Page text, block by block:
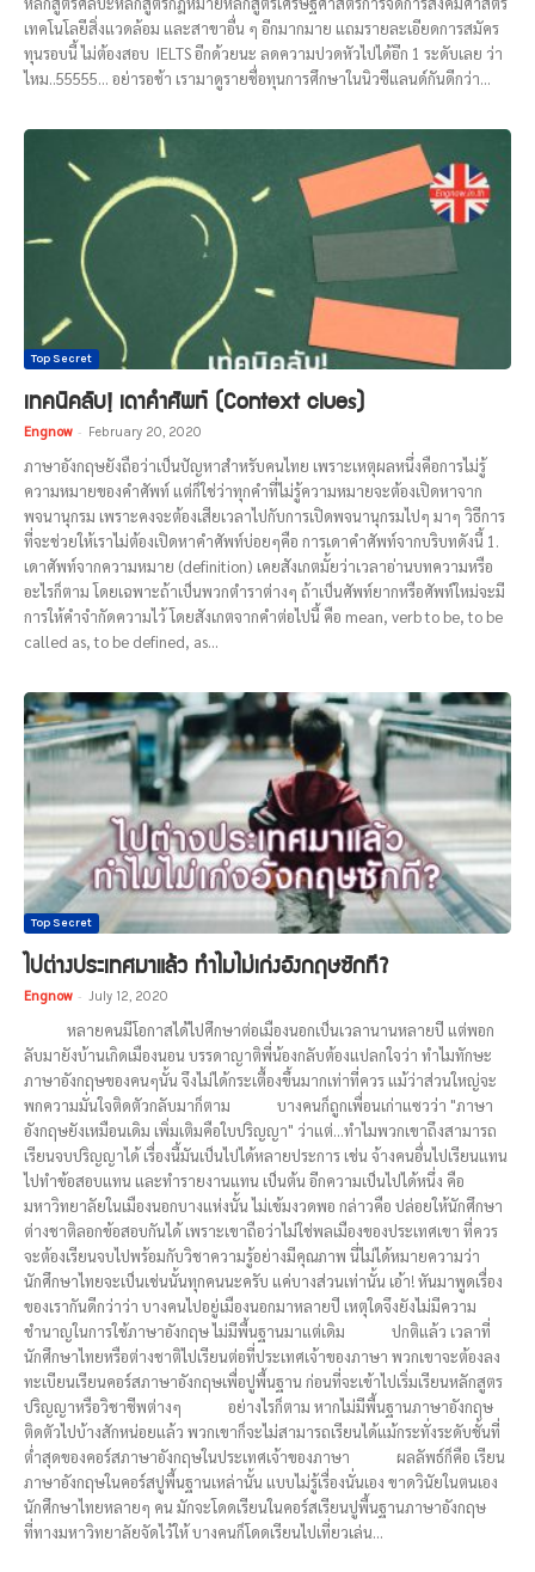
เทคโนโลยีสิ่งแวดล้อม และสาขาอื่น ๆ อีกมากมาย แถมรายละเอียดการสมัคร
ทุนรอบนี้ ไม่ต้องสอบ IELTS อีกด้วยนะ ลดความปวดหัวไปได้อีก 1 ระดับเลย ว่า
ไหม..55555... อย่ารอช้า เรามาดูรายชื่อทุนการศึกษาในนิวซีแลนด์กันดีกว่า...
Top Secret
เทคนิคลับ! เดาคำศัพท์ (Context clues)
Engnow - February 20, 2020
ภาษาอังกฤษยังถือว่าเป็นปัญหาสำหรับคนไทย เพราะเหตุผลหนึ่งคือการไม่รู้
ความหมายของคำศัพท์ แต่ก็ใช่ว่าทุกคำที่ไม่รู้ความหมายจะต้องเปิดหาจาก
พจนานุกรม เพราะคงจะต้องเสียเวลาไปกับการเปิดพจนานุกรมไปๆ มาๆ วิธีการ
ที่จะช่วยให้เราไม่ต้องเปิดหาคำศัพท์บ่อยๆคือ การเดาคำศัพท์จากบริบทดังนี้ 1.
เดาศัพท์จากความหมาย (definition) เคยสังเกตมั้ยว่าเวลาอ่านบทความหรือ
อะไรก็ตาม โดยเฉพาะถ้าเป็นพวกตำราต่างๆ ถ้าเป็นศัพท์ยากหรือศัพท์ใหม่จะมี
การให้คำจำกัดความไว้ โดยสังเกตจากคำต่อไปนี้ คือ mean, verb to be, to be
called as, to be defined, as...
Top Secret
ไปต่างประเทศมาแล้ว ทำไมไม่เก่งอังกฤษซักที?
Engnow - July 12, 2020
หลายคนมีโอกาสได้ไปศึกษาต่อเมืองนอกเป็นเวลานานหลายปี แต่พอก
ลับมายังบ้านเกิดเมืองนอน บรรดาญาติพี่น้องกลับต้องแปลกใจว่า ทำไมทักษะ
ภาษาอังกฤษของคนๆนั้น จึงไม่ได้กระเตื้องขึ้นมากเท่าที่ควร แม้ว่าส่วนใหญ่จะ
พกความมั่นใจติดตัวกลับมาก็ตาม บางคนก็ถูกเพื่อนเก่าแซวว่า "ภาษา
อังกฤษยังเหมือนเดิม เพิ่มเติมคือใบปริญญา" ว่าแต่...ทำไมพวกเขาถึงสามารถ
เรียนจบปริญญาได้ เรื่องนี้มันเป็นไปได้หลายประการ เช่น จ้างคนอื่นไปเรียนแทน
ไปทำข้อสอบแทน และทำรายงานแทน เป็นต้น อีกความเป็นไปได้หนึ่ง คือ
มหาวิทยาลัยในเมืองนอกบางแห่งนั้น ไม่เข้มงวดพอ กล่าวคือ ปล่อยให้นักศึกษา
ต่างชาติลอกข้อสอบกันได้ เพราะเขาถือว่าไม่ใช่พลเมืองของประเทศเขา ที่ควร
จะต้องเรียนจบไปพร้อมกับวิชาความรู้อย่างมีคุณภาพ นี่ไม่ได้หมายความว่า
นักศึกษาไทยจะเป็นเช่นนั้นทุกคนนะครับ แค่บางส่วนเท่านั้น เอ้า! หันมาพูดเรื่อง
ของเรากันดีกว่าว่า บางคนไปอยู่เมืองนอกมาหลายปี เหตุใดจึงยังไม่มีความ
ชำนาญในการใช้ภาษาอังกฤษ ไม่มีพื้นฐานมาแต่เดิม ปกติแล้ว เวลาที่
นักศึกษาไทยหรือต่างชาติไปเรียนต่อที่ประเทศเจ้าของภาษา พวกเขาจะต้องลง
ทะเบียนเรียนคอร์สภาษาอังกฤษเพื่อปูพื้นฐาน ก่อนที่จะเข้าไปเริ่มเรียนหลักสูตร
ปริญญาหรือวิชาชีพต่างๆ อย่างไรก็ตาม หากไม่มีพื้นฐานภาษาอังกฤษ
ติดตัวไปบ้างสักหน่อยแล้ว พวกเขาก็จะไม่สามารถเรียนได้แม้กระทั่งระดับชั้นที่
ต่ำสุดของคอร์สภาษาอังกฤษในประเทศเจ้าของภาษา ผลลัพธ์ก็คือ เรียน
ภาษาอังกฤษในคอร์สปูพื้นฐานเหล่านั้น แบบไม่รู้เรื่องนั่นเอง ขาดวินัยในตนเอง
นักศึกษาไทยหลายๆ คน มักจะโดดเรียนในคอร์สเรียนปูพื้นฐานภาษาอังกฤษ
ที่ทางมหาวิทยาลัยจัดไว้ให้ บางคนก็โดดเรียนไปเที่ยวเล่น...